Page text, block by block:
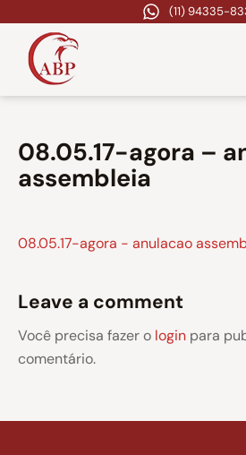
(11) 94335-
08.05.17-agora –
assembleia
08.05.17-agora - anulacao
Leave a comment
Você precisa fazer o login para
comentário.